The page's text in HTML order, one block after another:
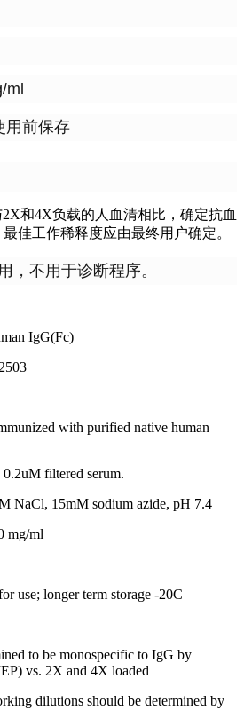
ml
用前保存
和4X负载的人血清相比，确定抗血
佳工作稀释度应由最终用户确定。
，不用于诊断程序。
IgG(Fc)
with purified native human
filtered serum.
NaCl, 15mM sodium azide, pH 7.4
mg/ml
use; longer term storage -20C
to be monospecific to IgG by
vs. 2X and 4X loaded
dilutions should be determined by